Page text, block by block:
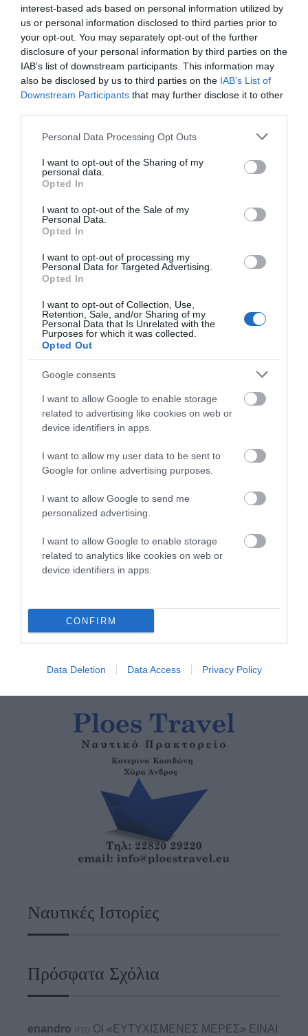
interest-based ads based on personal information utilized by
us or personal information disclosed to third parties prior to
your opt-out. You may separately opt-out of the further
disclosure of your personal information by third parties on the
IAB’s list of downstream participants. This information may
also be disclosed by us to third parties on the IAB’s List of
Downstream Participants that may further disclose it to other
Please note that this website/app uses one or more Google
not limited to your visit or usage behaviour. You may click to
grant or deny consent to Google and its third-party tags to
use your data for below specified purposes in below Google
consent section.
Personal Data Processing Opt Outs
I want to opt-out of the Sharing of my
personal data.
Opted In
I want to opt-out of the Sale of my
Personal Data.
Opted In
I want to opt-out of processing my
Personal Data for Targeted Advertising.
Opted In
I want to opt-out of Collection, Use,
Retention, Sale, and/or Sharing of my
Personal Data that Is Unrelated with the
Purposes for which it was collected.
Opted Out
Google consents
I want to allow Google to enable storage
related to advertising like cookies on web or
device identifiers in apps.
I want to allow my user data to be sent to
Google for online advertising purposes.
I want to allow Google to send me
personalized advertising.
I want to allow Google to enable storage
related to analytics like cookies on web or
device identifiers in apps.
CONFIRM
Data Deletion Data Access Privacy Policy
ΤΟ ΜΕΓΑΛΥΤΕΡΟ ΠΑΝΗΓΥΡΙ ΤΗΣ ΑΝΔΡΟΥ: Του
Σωτήρος στην Άρνη!…
ΟΡΜΟΣ ΚΟΡΘΙΟΥ: Όταν η φωτογραφία γίνεται μνήμη
ΦΕΣΤΙΒΑΛ ΑΝΔΡΟΥ: Ένα βαθυστόχαστο έργο του
Πρόσφατα Άρθρα
ΑΠΟΔΡΑΣΕΙΣ ΣΤΗΝ
ΛΙΜΕΝΑΡΧΕΙΟΥ &
ΠΟΛΙΤΙΚΗΣ ΠΡΟΣΤΑΣΙΑΣ:
κίνδυνος πυρκαγιας…
09/08/2026
ΔΥΟ ΚΑΛΟΚΑΙΡΙΝΑ
ΔΡΩΜΕΝΑ: Όταν η νέα
γενιά συναντά τη
ναυτοσύνη του νησιού
09/08/2026
Φωτογραφίες-κειμήλια από
καλοκαίρια στην Άνδρο –
Από τον 19ο αιώνα μέχρι
και την δεκαετία του 1970
08/08/2026
Ναυτικές Ιστορίες
Πρόσφατα Σχόλια
enandro στο ΟΙ «ΕΥΤΥΧΙΣΜΕΝΕΣ ΜΕΡΕΣ» ΕΙΝΑΙ